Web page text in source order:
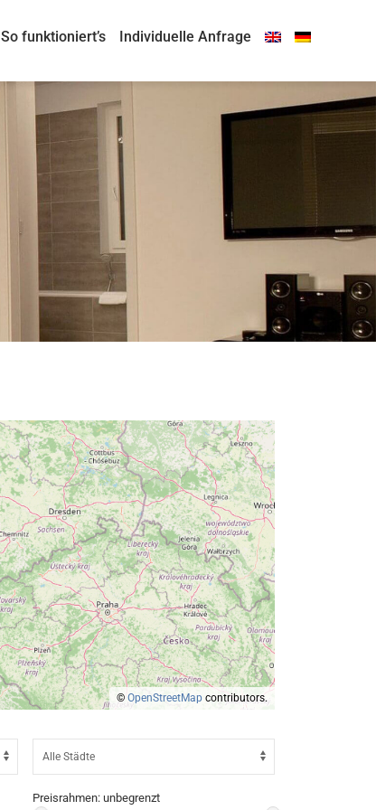
So funktioniert’s Individuelle Anfrage
© OpenStreetMap contributors.
Preisrahmen: unbegrenzt